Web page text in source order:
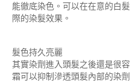
能徹底染色。可以在在意的白
際的染髮效果。
髮色持久亮麗
其實染劑進入頭髮之後還是很
霜可以抑制滲透頭髮內部的染